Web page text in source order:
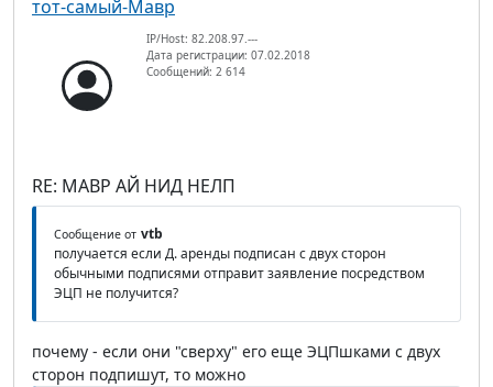
тот-самый-Мавр
IP/Host: 82.208.97.---
Дата регистрации: 07.02.2018
Сообщений: 2 614
RE: МАВР АЙ НИД НЕЛП
Сообщение от vtb
получается если Д. аренды подписан с двух сторон
обычными подписями отправит заявление посредством
ЭЦП не получится?
почему - если они "сверху" его еще ЭЦПшками с двух
сторон подпишут, то можно